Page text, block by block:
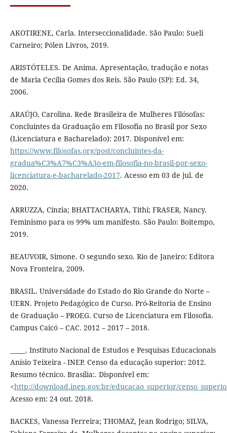
AKOTIRENE, Carla. Interseccionalidade. São Paulo: Sueli
Carneiro; Pólen Livros, 2019.
ARISTÓTELES. De Anima. Apresentação, tradução e notas
de Maria Cecília Gomes dos Reis. São Paulo (SP): Ed. 34,
2006.
ARAÚJO, Carolina. Rede Brasileira de Mulheres Filósofas:
Concluintes da Graduação em Filosofia no Brasil por Sexo
(Licenciatura e Bacharelado): 2017. Disponível em:
https://www.filosofas.org/post/concluintes-da-
gradua%C3%A7%C3%A3o-em-filosofia-no-brasil-por-sexo-
licenciatura-e-bacharelado-2017. Acesso em 03 de jul. de
2020.
ARRUZZA, Cinzia; BHATTACHARYA, Tithi; FRASER, Nancy.
Feminismo para os 99% um manifesto. São Paulo: Boitempo,
2019.
BEAUVOIR, Simone. O segundo sexo. Rio de Janeiro: Editora
Nova Fronteira, 2009.
BRASIL. Universidade do Estado do Rio Grande do Norte –
UERN. Projeto Pedagógico de Curso. Pró-Reitoria de Ensino
de Graduação – PROEG. Curso de Licenciatura em Filosofia.
Campus Caicó – CAC. 2012 – 2017 – 2018.
_____. Instituto Nacional de Estudos e Pesquisas Educacionais
Anísio Teixeira - INEP. Censo da educação superior: 2012.
Resumo técnico. Brasília:. Disponível em:
<http://download.inep.gov.br/educacao_superior/
Acesso em: 24 out. 2018.
BACKES, Vanessa Ferreira; THOMAZ, Jean Rodrigo; SILVA,